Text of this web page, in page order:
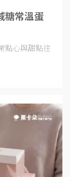
糖常溫蛋
點心與甜點往